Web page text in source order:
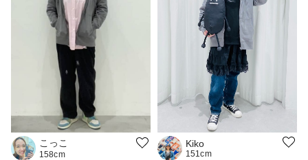
こっこ
158cm
Kiko
151cm